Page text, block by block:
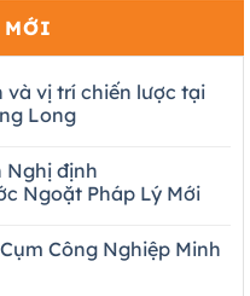
MỚI
và vị trí chiến lược tại
Long
Nghị định
Ngoặt Pháp Lý Mới
Công Nghiệp Minh